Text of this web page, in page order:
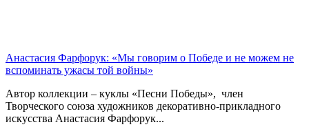
Анастасия Фарфорук: «Мы говорим о Победе и не можем не
вспоминать ужасы той войны»
Автор коллекции – куклы «Песни Победы», член
Творческого союза художников декоративно-прикладного
искусства Анастасия Фарфорук...